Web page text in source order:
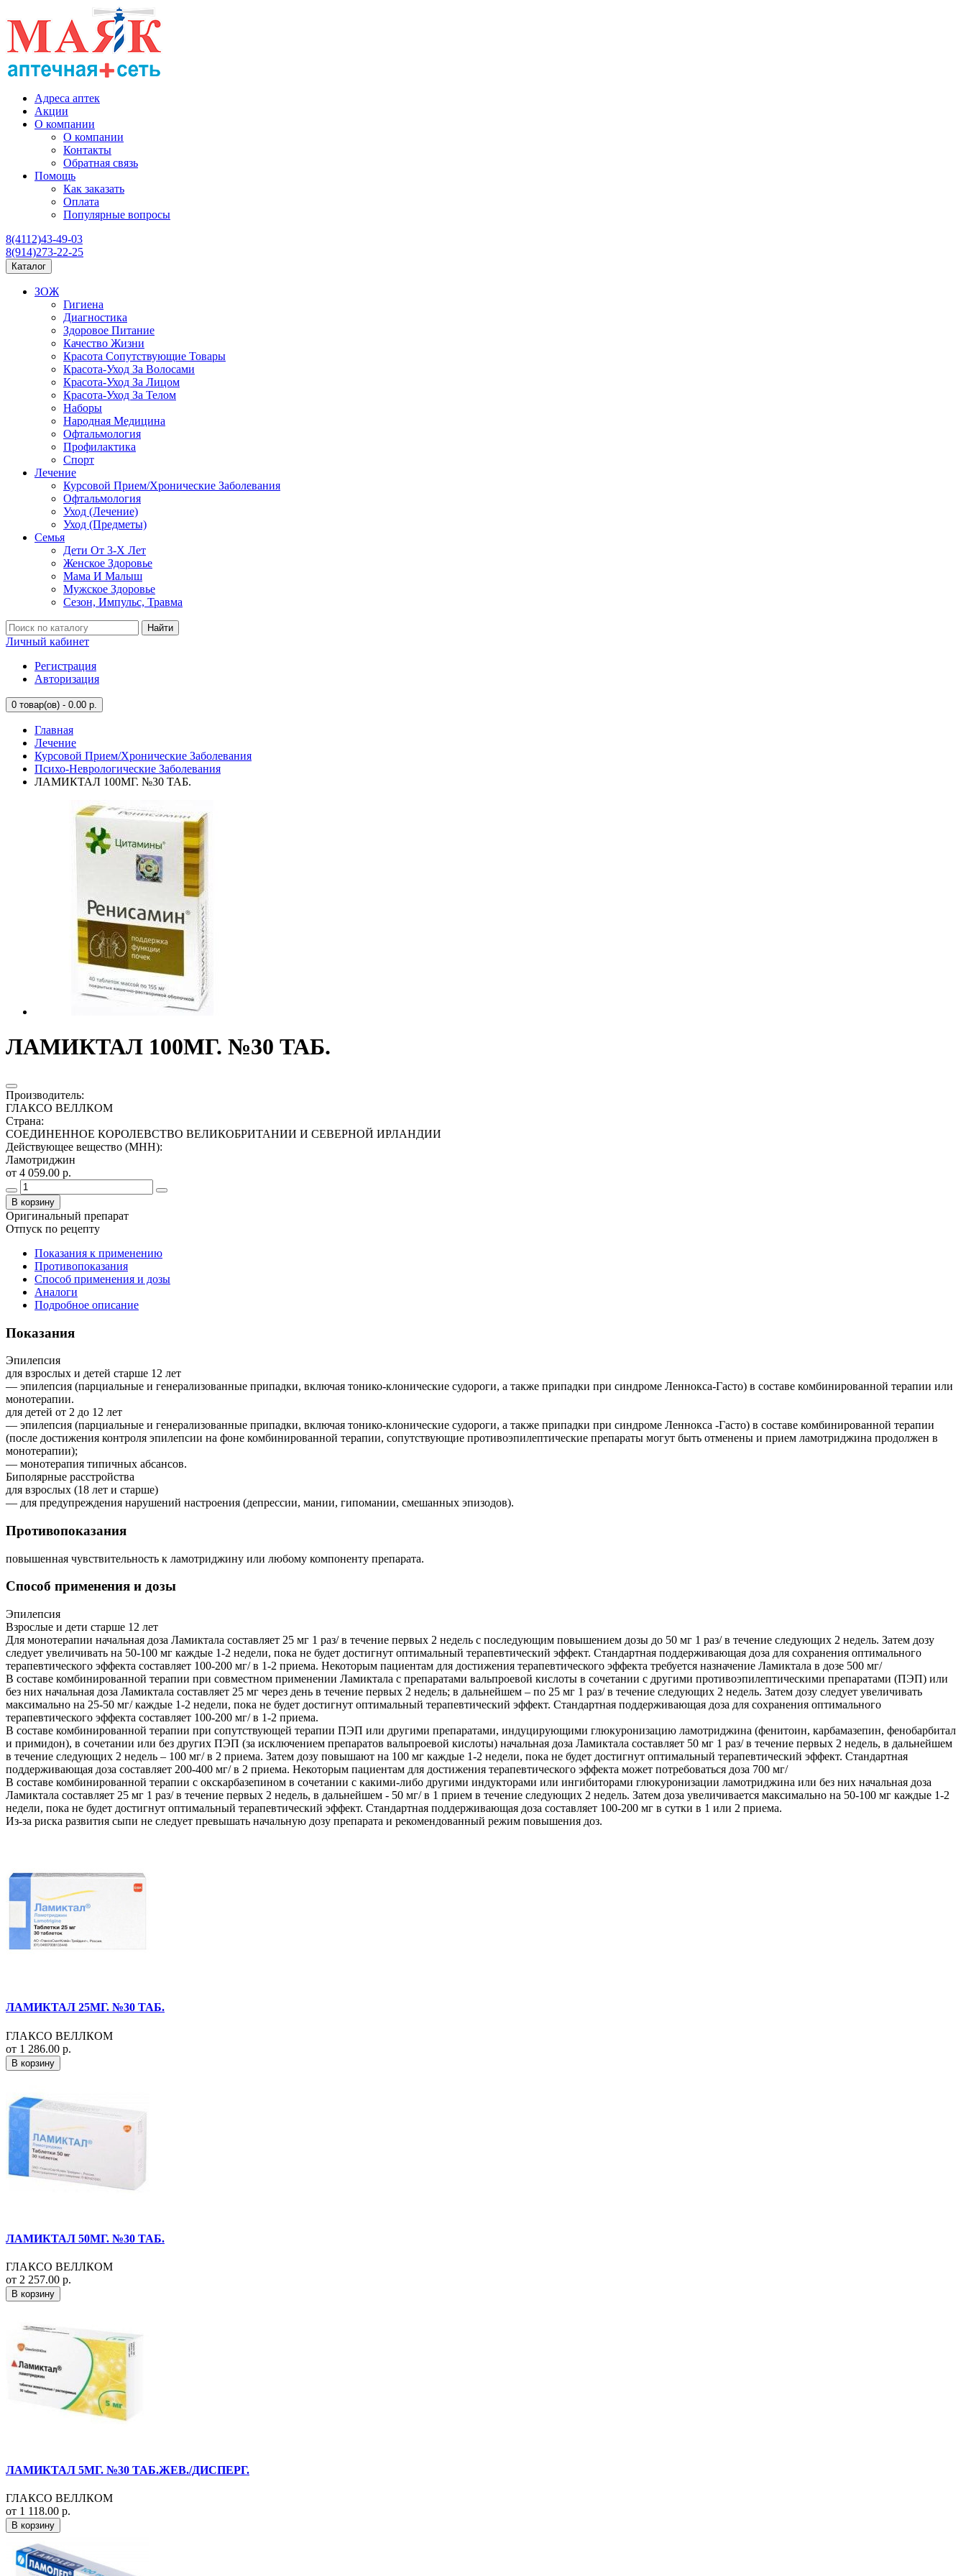
Адреса аптек
Акции
О компании
О компании
Контакты
Обратная связь
Помощь
Как заказать
Оплата
Популярные вопросы
8(4112)43-49-03
8(914)273-22-25
Каталог
ЗОЖ
Гигиена
Диагностика
Здоровое Питание
Качество Жизни
Красота Сопутствующие Товары
Красота-Уход За Волосами
Красота-Уход За Лицом
Красота-Уход За Телом
Наборы
Народная Медицина
Офтальмология
Профилактика
Спорт
Лечение
Курсовой Прием/Хронические Заболевания
Офтальмология
Уход (Лечение)
Уход (Предметы)
Семья
Дети От 3-Х Лет
Женское Здоровье
Мама И Малыш
Мужское Здоровье
Сезон, Импульс, Травма
Найти
Личный кабинет
Регистрация
Авторизация
0 товар(ов) - 0.00 р.
Главная
Лечение
Курсовой Прием/Хронические Заболевания
Психо-Неврологические Заболевания
ЛАМИКТАЛ 100МГ. №30 ТАБ.
ЛАМИКТАЛ 100МГ. №30 ТАБ.
Производитель:
ГЛАКСО ВЕЛЛКОМ
Страна:
СОЕДИНЕННОЕ КОРОЛЕВСТВО ВЕЛИКОБРИТАНИИ И СЕВЕРНОЙ ИРЛАНДИИ
Действующее вещество (МНН):
Ламотриджин
от 4 059.00 р.
В корзину
Оригинальный препарат
Отпуск по рецепту
Показания к применению
Противопоказания
Способ применения и дозы
Аналоги
Подробное описание
Показания
Эпилепсия
для взрослых и детей старше 12 лет
— эпилепсия (парциальные и генерализованные припадки, включая тонико-клонические судороги, а также припадки при синдроме Леннокса-Гасто) в составе комбинированной терапии или
монотерапии.
для детей от 2 до 12 лет
— эпилепсия (парциальные и генерализованные припадки, включая тонико-клонические судороги, а также припадки при синдроме Леннокса -Гасто) в составе комбинированной терапии
(после достижения контроля эпилепсии на фоне комбинированной терапии, сопутствующие противоэпилептические препараты могут быть отменены и прием ламотриджина продолжен в
монотерапии);
— монотерапия типичных абсансов.
Биполярные расстройства
для взрослых (18 лет и старше)
— для предупреждения нарушений настроения (депрессии, мании, гипомании, смешанных эпизодов).
Противопоказания
повышенная чувствительность к ламотриджину или любому компоненту препарата.
Способ применения и дозы
Эпилепсия
Взрослые и дети старше 12 лет
Для монотерапии начальная доза Ламиктала составляет 25 мг 1 раз/ в течение первых 2 недель с последующим повышением дозы до 50 мг 1 раз/ в течение следующих 2 недель. Затем дозу
следует увеличивать на 50-100 мг каждые 1-2 недели, пока не будет достигнут оптимальный терапевтический эффект. Стандартная поддерживающая доза для сохранения оптимального
терапевтического эффекта составляет 100-200 мг/ в 1-2 приема. Некоторым пациентам для достижения терапевтического эффекта требуется назначение Ламиктала в дозе 500 мг/
В составе комбинированной терапии при совместном применении Ламиктала с препаратами вальпроевой кислоты в сочетании с другими противоэпилептическими препаратами (ПЭП) или
без них начальная доза Ламиктала составляет 25 мг через день в течение первых 2 недель; в дальнейшем – по 25 мг 1 раз/ в течение следующих 2 недель. Затем дозу следует увеличивать
максимально на 25-50 мг/ каждые 1-2 недели, пока не будет достигнут оптимальный терапевтический эффект. Стандартная поддерживающая доза для сохранения оптимального
терапевтического эффекта составляет 100-200 мг/ в 1-2 приема.
В составе комбинированной терапии при сопутствующей терапии ПЭП или другими препаратами, индуцирующими глюкуронизацию ламотриджина (фенитоин, карбамазепин, фенобарбитал
и примидон), в сочетании или без других ПЭП (за исключением препаратов вальпроевой кислоты) начальная доза Ламиктала составляет 50 мг 1 раз/ в течение первых 2 недель, в дальнейшем
в течение следующих 2 недель – 100 мг/ в 2 приема. Затем дозу повышают на 100 мг каждые 1-2 недели, пока не будет достигнут оптимальный терапевтический эффект. Стандартная
поддерживающая доза составляет 200-400 мг/ в 2 приема. Некоторым пациентам для достижения терапевтического эффекта может потребоваться доза 700 мг/
В составе комбинированной терапии с окскарбазепином в сочетании с какими-либо другими индукторами или ингибиторами глюкуронизации ламотриджина или без них начальная доза
Ламиктала составляет 25 мг 1 раз/ в течение первых 2 недель, в дальнейшем - 50 мг/ в 1 прием в течение следующих 2 недель. Затем доза увеличивается максимально на 50-100 мг каждые 1-2
недели, пока не будет достигнут оптимальный терапевтический эффект. Стандартная поддерживающая доза составляет 100-200 мг в сутки в 1 или 2 приема.
Из-за риска развития сыпи не следует превышать начальную дозу препарата и рекомендованный режим повышения доз.
ЛАМИКТАЛ 25МГ. №30 ТАБ.
ГЛАКСО ВЕЛЛКОМ
от 1 286.00 р.
В корзину
ЛАМИКТАЛ 50МГ. №30 ТАБ.
ГЛАКСО ВЕЛЛКОМ
от 2 257.00 р.
В корзину
ЛАМИКТАЛ 5МГ. №30 ТАБ.ЖЕВ./ДИСПЕРГ.
ГЛАКСО ВЕЛЛКОМ
от 1 118.00 р.
В корзину